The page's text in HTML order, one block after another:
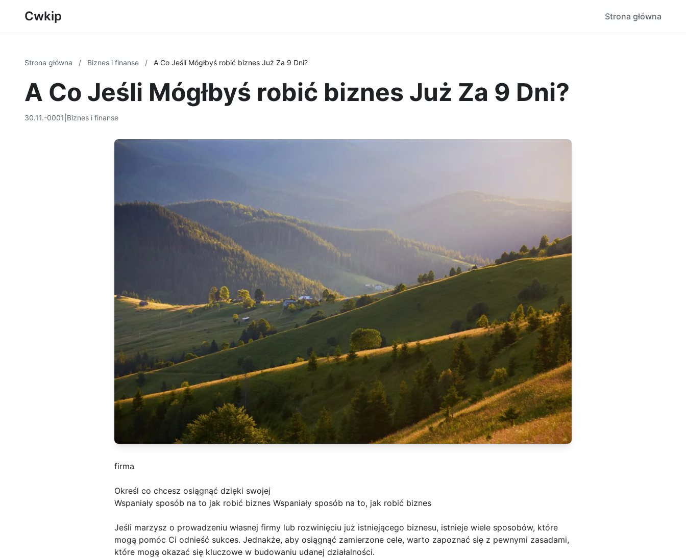
Cwkip Strona główna
Strona główna / Biznes i finanse / A Co Jeśli Mógłbyś robić biznes Już Za 9 Dni?
A Co Jeśli Mógłbyś robić biznes Już Za 9 Dni?
30.11.-0001 Biznes i finanse
firma
Określ co chcesz osiągnąć dzięki swojej
Wspaniały sposób na to jak robić biznes Wspaniały sposób na to, jak robić biznes
Jeśli marzysz o prowadzeniu własnej firmy lub rozwinięciu już istniejącego biznesu, istnieje wiele sposobów, które
mogą pomóc Ci odnieść sukces. Jednakże, aby osiągnąć zamierzone cele, warto zapoznać się z pewnymi zasadami,
które mogą okazać się kluczowe w budowaniu udanej działalności.